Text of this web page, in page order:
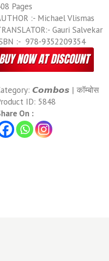
Pages
:- Michael Vlismas
Gauri Salvekar
:- ‎ 978-9352209354
𝘾𝙤𝙢𝙗𝙤𝙨 | कॉम्बोस
ID: 5848
On :